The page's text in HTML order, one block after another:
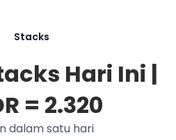
Stacks
Hari Ini |
= 2.320
dalam satu hari